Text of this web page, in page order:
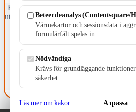
Fristående webbtidningsföretag grundat
ut tidningen Skillingaryd.nu och 2010
april 2026 omfattar Skillingaryd.nu
Värnamo och Vaggeryds
Kontakta oss
E-post:
Postadress: Gisslaköp 1, 568
Beteendeanalys (Contentsquare/
Värmekartor och sessionsdata i
formulärfält spelas in.
Nödvändiga
Krävs för grundläggande
säkerhet.
Läs mer om kakor Anpassa